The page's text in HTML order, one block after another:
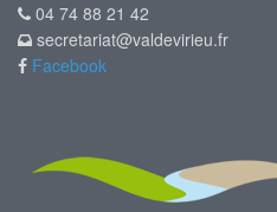
04 74 88 21 42
secretariat@valdevirieu.fr
Facebook